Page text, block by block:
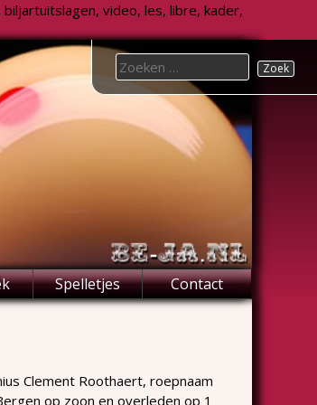
video, les, libre, kader,
Spelletjes Contact
Search
for:
Clement Roothaert, roepnaam
op zoon en overleden op 1